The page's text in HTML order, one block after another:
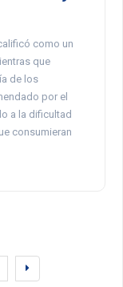
como un
que
de los
por el
a la dificultad
consumieran